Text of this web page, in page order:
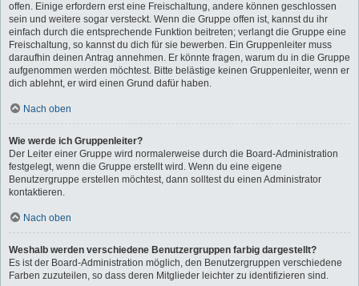
offen. Einige erfordern erst eine Freischaltung, andere können geschlossen
sein und weitere sogar versteckt. Wenn die Gruppe offen ist, kannst du ihr
einfach durch die entsprechende Funktion beitreten; verlangt die Gruppe eine
Freischaltung, so kannst du dich für sie bewerben. Ein Gruppenleiter muss
daraufhin deinen Antrag annehmen. Er könnte fragen, warum du in die Gruppe
aufgenommen werden möchtest. Bitte belästige keinen Gruppenleiter, wenn er
dich ablehnt, er wird einen Grund dafür haben.
Nach oben
Wie werde ich Gruppenleiter?
Der Leiter einer Gruppe wird normalerweise durch die Board-Administration
festgelegt, wenn die Gruppe erstellt wird. Wenn du eine eigene
Benutzergruppe erstellen möchtest, dann solltest du einen Administrator
kontaktieren.
Nach oben
Weshalb werden verschiedene Benutzergruppen farbig dargestellt?
Es ist der Board-Administration möglich, den Benutzergruppen verschiedene
Farben zuzuteilen, so dass deren Mitglieder leichter zu identifizieren sind.